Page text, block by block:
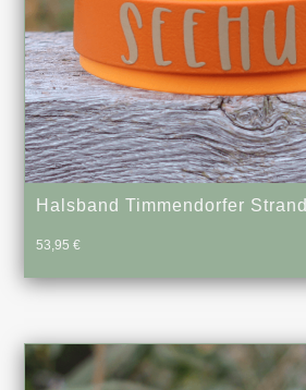
Halsband Timmendorfer Strand
53,95€